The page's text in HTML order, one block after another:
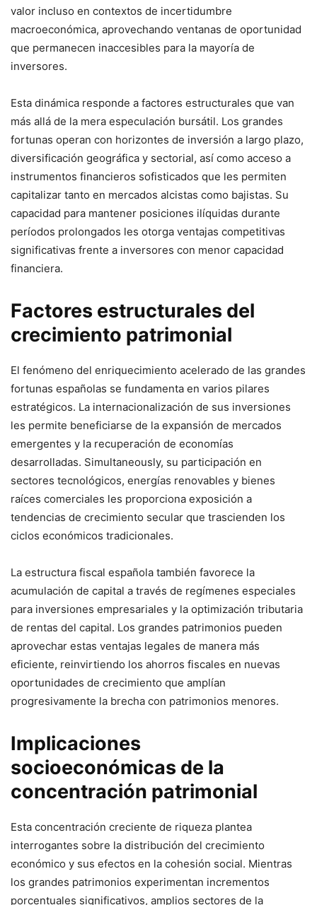
valor incluso en contextos de incertidumbre
macroeconómica, aprovechando ventanas de oportunidad
que permanecen inaccesibles para la mayoría de
inversores.
Esta dinámica responde a factores estructurales que van
más allá de la mera especulación bursátil. Los grandes
fortunas operan con horizontes de inversión a largo plazo,
diversificación geográfica y sectorial, así como acceso a
instrumentos financieros sofisticados que les permiten
capitalizar tanto en mercados alcistas como bajistas. Su
capacidad para mantener posiciones ilíquidas durante
períodos prolongados les otorga ventajas competitivas
significativas frente a inversores con menor capacidad
financiera.
Factores estructurales del
crecimiento patrimonial
El fenómeno del enriquecimiento acelerado de las grandes
fortunas españolas se fundamenta en varios pilares
estratégicos. La internacionalización de sus inversiones
les permite beneficiarse de la expansión de mercados
emergentes y la recuperación de economías
desarrolladas. Simultaneously, su participación en
sectores tecnológicos, energías renovables y bienes
raíces comerciales les proporciona exposición a
tendencias de crecimiento secular que trascienden los
ciclos económicos tradicionales.
La estructura fiscal española también favorece la
acumulación de capital a través de regímenes especiales
para inversiones empresariales y la optimización tributaria
de rentas del capital. Los grandes patrimonios pueden
aprovechar estas ventajas legales de manera más
eficiente, reinvirtiendo los ahorros fiscales en nuevas
oportunidades de crecimiento que amplían
progresivamente la brecha con patrimonios menores.
Implicaciones
socioeconómicas de la
concentración patrimonial
Esta concentración creciente de riqueza plantea
interrogantes sobre la distribución del crecimiento
económico y sus efectos en la cohesión social. Mientras
los grandes patrimonios experimentan incrementos
porcentuales significativos, amplios sectores de la